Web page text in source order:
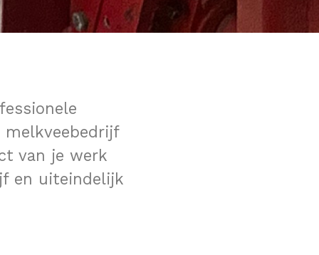
melkveebedrijf
van je werk
en uiteindelijk